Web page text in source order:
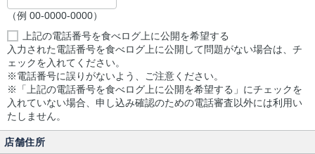
（例 00-0000-0000）
上記の電話番号を食べログ上に公開を希望する
入力された電話番号を食べログ上に公開して問題がない場合は、チ
ェックを入れてください。
※電話番号に誤りがないよう、ご注意ください。
※「上記の電話番号を食べログ上に公開を希望する」にチェックを
入れていない場合、申し込み確認のための電話審査以外には利用い
たしません。
店舗住所